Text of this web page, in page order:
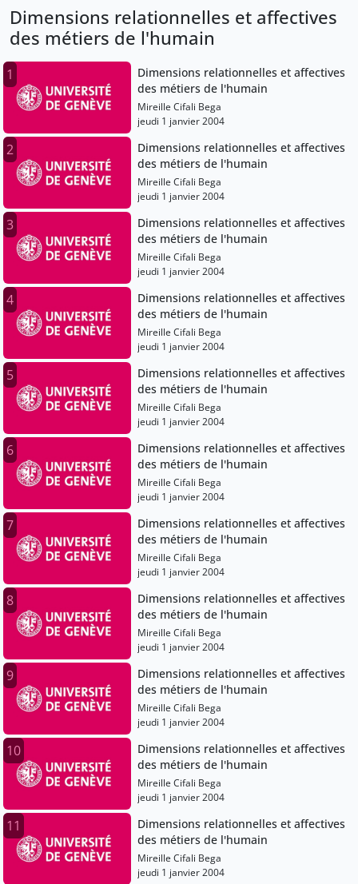
Dimensions relationnelles et affectives
des métiers de l'humain
1
Dimensions relationnelles et affectives
des métiers de l'humain
Mireille Cifali Bega
jeudi 1 janvier 2004
2
Dimensions relationnelles et affectives
des métiers de l'humain
Mireille Cifali Bega
jeudi 1 janvier 2004
3
Dimensions relationnelles et affectives
des métiers de l'humain
Mireille Cifali Bega
jeudi 1 janvier 2004
4
Dimensions relationnelles et affectives
des métiers de l'humain
Mireille Cifali Bega
jeudi 1 janvier 2004
5
Dimensions relationnelles et affectives
des métiers de l'humain
Mireille Cifali Bega
jeudi 1 janvier 2004
6
Dimensions relationnelles et affectives
des métiers de l'humain
Mireille Cifali Bega
jeudi 1 janvier 2004
7
Dimensions relationnelles et affectives
des métiers de l'humain
Mireille Cifali Bega
jeudi 1 janvier 2004
8
Dimensions relationnelles et affectives
des métiers de l'humain
Mireille Cifali Bega
jeudi 1 janvier 2004
9
Dimensions relationnelles et affectives
des métiers de l'humain
Mireille Cifali Bega
jeudi 1 janvier 2004
10
Dimensions relationnelles et affectives
des métiers de l'humain
Mireille Cifali Bega
jeudi 1 janvier 2004
11
Dimensions relationnelles et affectives
des métiers de l'humain
Mireille Cifali Bega
jeudi 1 janvier 2004